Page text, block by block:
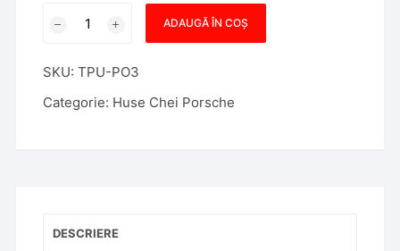
Porsche
Smartkey
ADAUGĂ ÎN COȘ
SKU:TPU-PO3
Categorie: Huse Chei Porsche
DESCRIERE